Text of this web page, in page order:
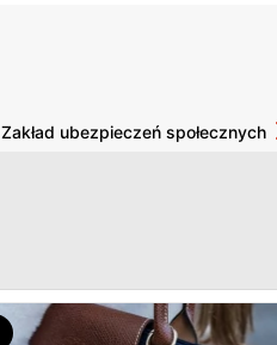
Zakład ubezpieczeń społecznych